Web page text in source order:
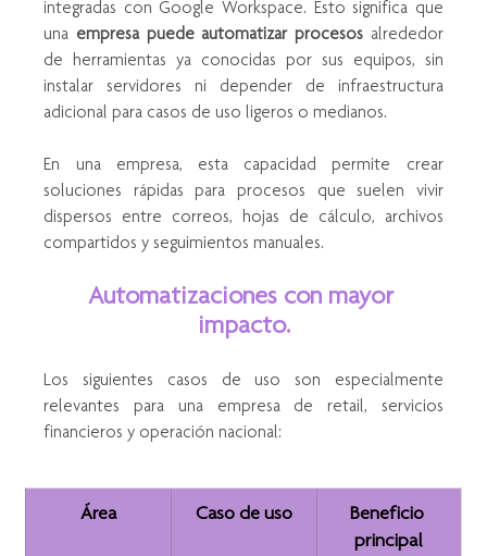
integradas con Google Workspace. Esto significa que
una empresa puede automatizar procesos alrededor
de herramientas ya conocidas por sus equipos, sin
instalar servidores ni depender de infraestructura
adicional para casos de uso ligeros o medianos.
En una empresa, esta capacidad permite crear
soluciones rápidas para procesos que suelen vivir
dispersos entre correos, hojas de cálculo, archivos
compartidos y seguimientos manuales.
Automatizaciones con mayor
impacto.
Los siguientes casos de uso son especialmente
relevantes para una empresa de retail, servicios
financieros y operación nacional:
Área Caso de uso
Beneficio
principal